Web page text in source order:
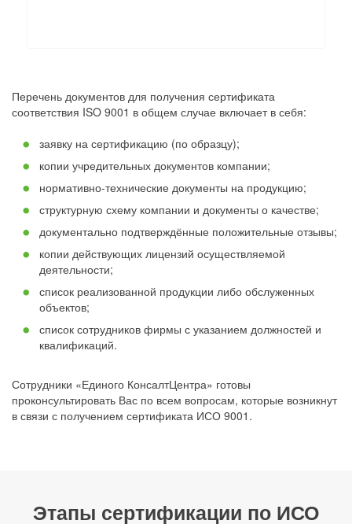
Перечень документов для получения сертификата
соответствия ISO 9001 в общем случае включает в себя:
заявку на сертификацию (по образцу);
копии учредительных документов компании;
нормативно-технические документы на продукцию;
структурную схему компании и документы о качестве;
документально подтверждённые положительные отзывы;
копии действующих лицензий осуществляемой
деятельности;
список реализованной продукции либо обслуженных
объектов;
список сотрудников фирмы с указанием должностей и
квалификаций.
Сотрудники «Единого КонсалтЦентра» готовы
проконсультировать Вас по всем вопросам, которые возникнут
в связи с получением сертификата ИСО 9001.
Этапы сертификации по ИСО